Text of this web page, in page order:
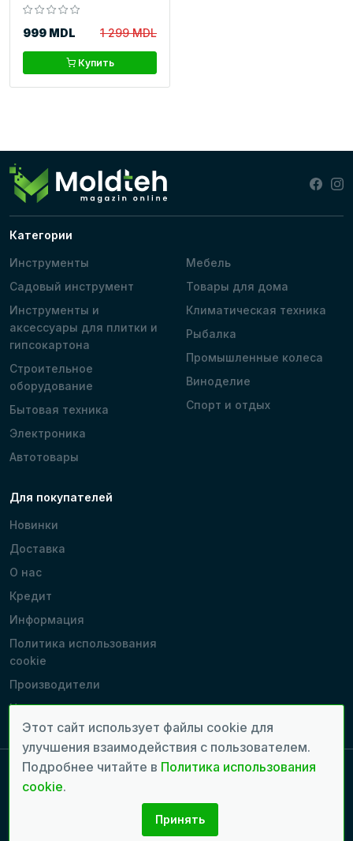
999 MDL 1 299 MDL
Купить
Категории
Инструменты
Садовый инструмент
Инструменты и
аксессуары для плитки и
гипсокартона
Строительное
оборудование
Бытовая техника
Электроника
Автотовары
Мебель
Товары для дома
Климатическая техника
Рыбалка
Промышленные колеса
Виноделие
Спорт и отдых
Для покупателей
Новинки
Доставка
О нас
Кредит
Информация
Политика использования
cookie
Производители
Наши магазины
Copyright 2022 - 2026 © Все права защищены. | Время генерации
Разработка сайтов:
Этот сайт использует файлы cookie для
улучшения взаимодействия с пользователем.
Подробнее читайте в Политика использования
cookie.
Принять